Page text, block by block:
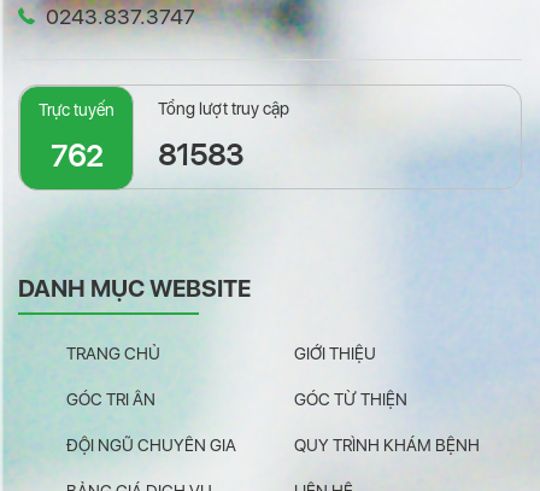
0243.837.3747
Trực tuyến
762
Tổng lượt truy cập
81583
DANH MỤC WEBSITE
TRANG CHỦ GIỚI THIỆU
GÓC TRI ÂN GÓC TỪ THIỆN
ĐỘI NGŨ CHUYÊN GIA QUY TRÌNH KHÁM BỆNH